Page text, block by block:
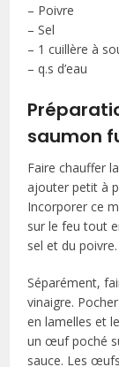
– Poivre
– Sel
– 1 cuillère à
– q.s d’eau
saumon
Faire chauffer
ajouter petit à
Incorporer ce
sur le feu tout
sel et du
Séparément,
vinaigre.
en lamelles et
un œuf poché
sauce. Les